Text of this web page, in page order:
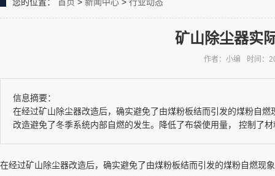
矿山除尘器实
作者：小编 时间：
信息摘要：
在经过矿山除尘器改造后，确实避免了由煤粉板结而引发的煤粉自
改造避免了冬季系统内部自燃的发生。降低了布袋使用量， 控制了
在经过矿山除尘器改造后，确实避免了由煤粉板结而引发的煤粉自燃